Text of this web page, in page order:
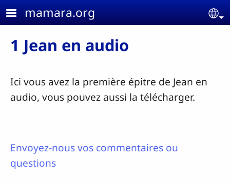
Aller au contenu principal
mamara.org
1 Jean en audio
Ici vous avez la première épitre de Jean en
audio, vous pouvez aussi la télécharger.
Envoyez-nous vos commentaires ou
questions